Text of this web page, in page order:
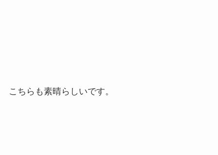
こちらも素晴らしいです。